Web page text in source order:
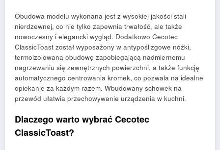
Obudowa modelu wykonana jest z wysokiej jakości stali
nierdzewnej, co nie tylko zapewnia trwałość, ale także
nowoczesny i elegancki wygląd. Dodatkowo Cecotec
ClassicToast został wyposażony w antypoślizgowe nóżki,
termoizolowaną obudowę zapobiegającą nadmiernemu
nagrzewaniu się zewnętrznych powierzchni, a także funkcję
automatycznego centrowania kromek, co pozwala na idealne
opiekanie za każdym razem. Wbudowany schowek na
przewód ułatwia przechowywanie urządzenia w kuchni.
Dlaczego warto wybrać Cecotec
ClassicToast?